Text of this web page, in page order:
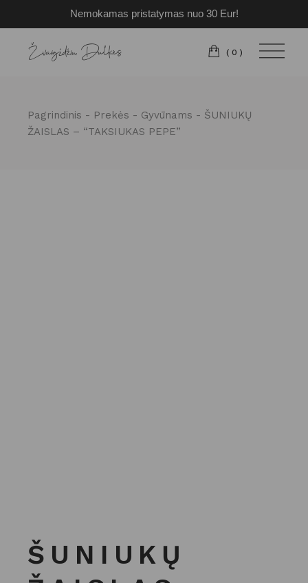
Nemokamas pristatymas nuo 30 Eur!
Pereiti
turinio
(0)
Pagrindinis Prekės Gyvūnams
ŠUNIUKŲ
ŽAISLAS – “TAKSIUKAS PEPE”
ŠUNIUKŲ